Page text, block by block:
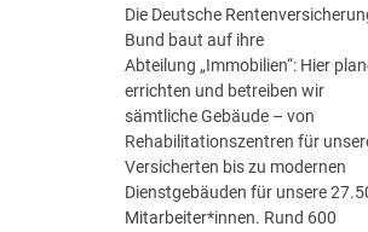
/
d
)
Die Deutsche
Bund baut auf ihre
Abteilung „Immobilien“: Hier
errichten und betreiben wir
sämtliche Gebäude – von
Rehabilitationszentren für
Versicherten bis zu modernen
Dienstgebäuden für unsere
Mitarbeiter*innen. Rund 600